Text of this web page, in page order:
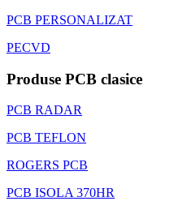
PCB PERSONALIZAT
PECVD
Produse PCB clasice
PCB RADAR
PCB TEFLON
ROGERS PCB
PCB ISOLA 370HR